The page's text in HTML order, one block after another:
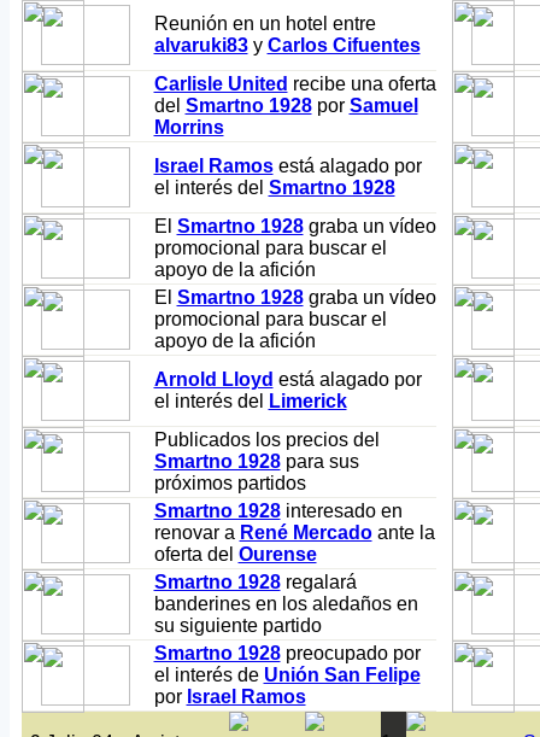
Reunión en un hotel entre
alvaruki83y Carlos Cifuentes
Carlisle United recibe una oferta
del Smartno 1928por Samuel
Morrins
Israel Ramosestá alagado por
el interés del Smartno 1928
El Smartno 1928graba un vídeo
promocional para buscar el
apoyo de la afición
El Smartno 1928graba un vídeo
promocional para buscar el
apoyo de la afición
Arnold Lloyd está alagado por
el interés del
Limerick
Publicados los precios del
Smartno 1928para sus
próximos partidos
Smartno 1928interesado en
renovar a René Mercadoante la
oferta del Ourense
Smartno 1928regalará
banderines en los aledaños en
su siguiente partido
Smartno 1928preocupado por
el interés de Unión San Felipe
por Israel Ramos